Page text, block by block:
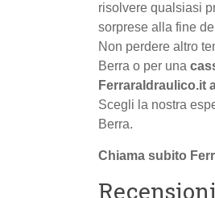
risolvere qualsiasi
sorprese alla fine
Non perdere altro
Berra o per una
FerraraIdraulico.it
Scegli la nostra
Berra.
Chiama subito